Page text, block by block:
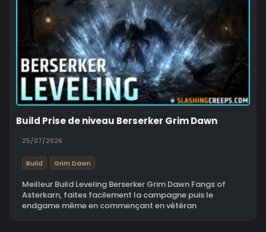
Build Prise de niveau Berserker Grim Dawn
25/07/2026
Build Grim Dawn
Meilleur Build Leveling Berserker Grim Dawn Fangs of
Asterkarn, faites facilement la campagne puis le
endgame même en commençant en vétéran